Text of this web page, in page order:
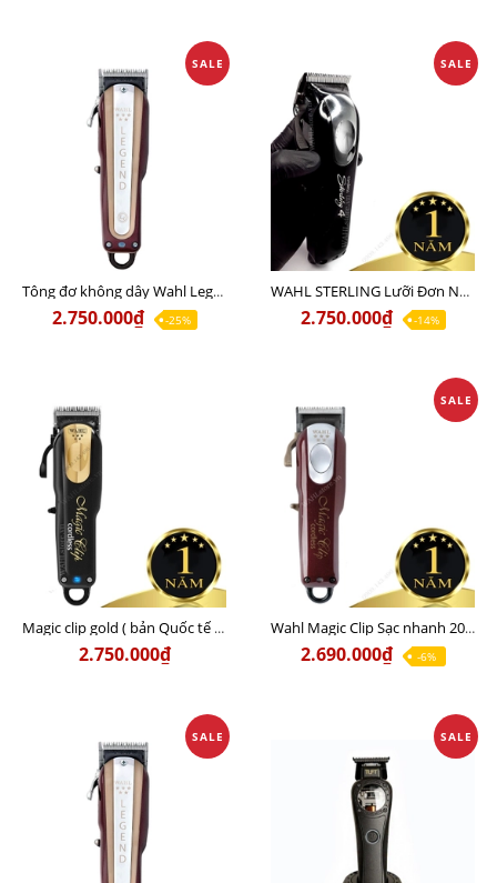
SALE
Tông đơ không dây Wahl Legend Pro Li Bản Quốc Tế Chính Hãng Usa - Lưỡi đơn đi khung, hớt lược, hỗ trợ Fade 20%
2.750.000₫ -25%
SALE
WAHL STERLING Lưỡi Đơn Nội Địa Mỹ Bản Sạc Nhanh (15-20 phút) - CHÍNH HÃNG USA - Sạc 110v lẫn 220v
2.750.000₫ -14%
Magic clip gold ( bản Quốc tế 8 cữ thép ) Lưỡi kép Usa chính hãng - Sạc 110v lẫn 220v
2.750.000₫
SALE
Wahl Magic Clip Sạc nhanh 20 phút (bản Quốc tế 8 Cữ Thép) Lưỡi kép Chính Hãng USA - Sạc 110v lẫn 220v
2.690.000₫ -6%
SALE SALE